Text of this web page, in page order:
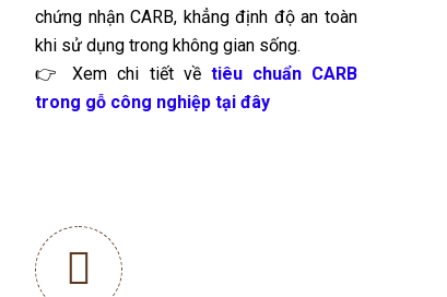
tục dẫn đầu xu hướng nhờ áp dụng các công
giúp việc lắp đặt trở nên nhanh chóng,
chứng nhận CARB, khẳng định độ an toàn
khi sử dụng trong không gian sống.
👉 Xem chi tiết về tiêu chuẩn CARB
trong gỗ công nghiệp tại đây